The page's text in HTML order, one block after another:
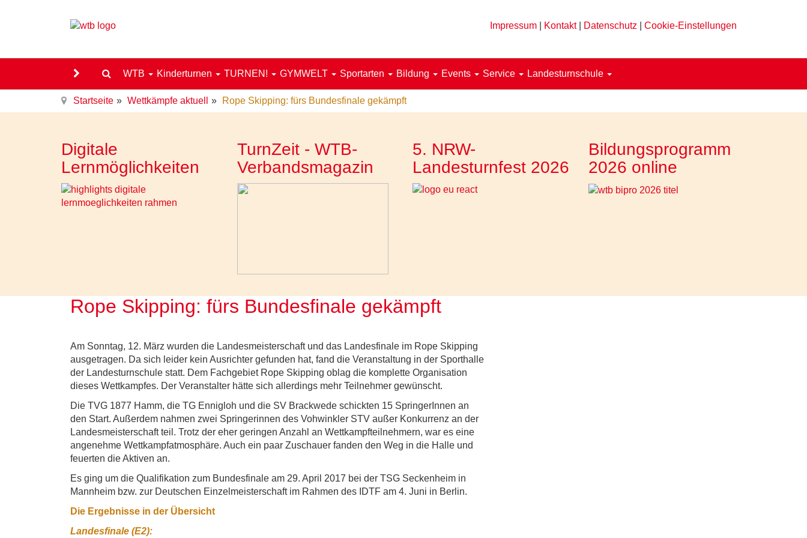
Impressum Kontakt| Datenschutz Cookie-Einstellungen
WTB Kinderturnen TURNEN! GYMWELT Sportarten Bildung Events Service Landesturnschule
Startseite Wettkämpfe aktuell Rope Skipping: fürs Bundesfinale gekämpft
Digitale
Lernmöglichkeiten
TurnZeit - WTB-
Verbandsmagazin
5. NRW-
Landesturnfest 2026
Bildungsprogramm
2026 online
Rope Skipping: fürs Bundesfinale gekämpft
Am Sonntag, 12. März wurden die Landesmeisterschaft und das Landesfinale im Rope Skipping
ausgetragen. Da sich leider kein Ausrichter gefunden hat, fand die Veranstaltung in der Sporthalle
der Landesturnschule statt. Dem Fachgebiet Rope Skipping oblag die komplette Organisation
dieses Wettkampfes. Der Veranstalter hätte sich allerdings mehr Teilnehmer gewünscht.
Die TVG 1877 Hamm, die TG Ennigloh und die SV Brackwede schickten 15 SpringerInnen an
den Start. Außerdem nahmen zwei Springerinnen des Vohwinkler STV außer Konkurrenz an der
Landesmeisterschaft teil. Trotz der eher geringen Anzahl an Wettkampfteilnehmern, war es eine
angenehme Wettkampfatmosphäre. Auch ein paar Zuschauer fanden den Weg in die Halle und
feuerten die Aktiven an.
Es ging um die Qualifikation zum Bundesfinale am 29. April 2017 bei der TSG Seckenheim in
Mannheim bzw. zur Deutschen Einzelmeisterschaft im Rahmen des IDTF am 4. Juni in Berlin.
Die Ergebnisse in der Übersicht
Landesfinale (E2):